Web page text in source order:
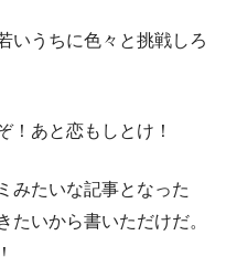
いうちに色々と挑戦しろ
！あと恋もしとけ！
みたいな記事となった
たいから書いただけだ。